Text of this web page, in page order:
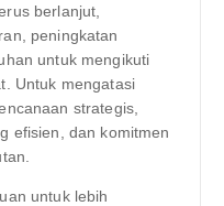
berlanjut,
peningkatan
untuk mengikuti
Untuk mengatasi
strategis,
efisien, dan komitmen
untuk lebih